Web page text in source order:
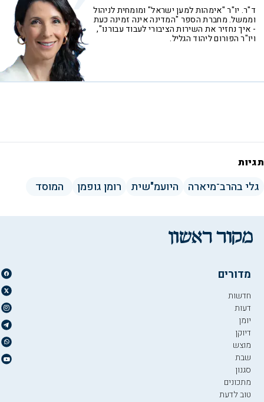
ד"ר. יו"ר "אימהות למען ישראל" ומומחית לניהול
וממשל. מחברת הספר "המדינה אינה זמינה כעת
- איך נחזיר את השירות הציבורי לעבוד עבורנו",
ויו"ר הפורום ליהוד הגליל.
תגיות
גלי בהרב־מיארה היועמ"שית רומן גופמן המוסד
מדורים
חדשות
דעות
יומן
דיוקן
מוצש
שבת
סגנון
מתכונים
טוב לדעת